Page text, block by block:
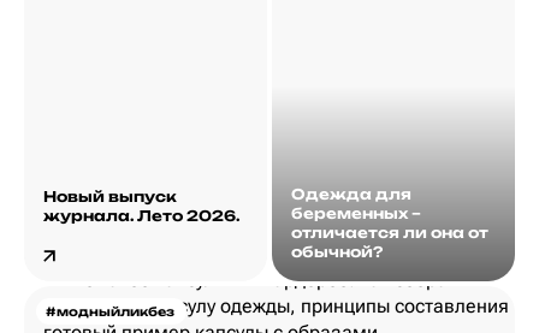
Новый выпуск
журнала. Лето 2026.
Одежда для
беременных –
отличается ли она от
обычной?
#модныйликбез